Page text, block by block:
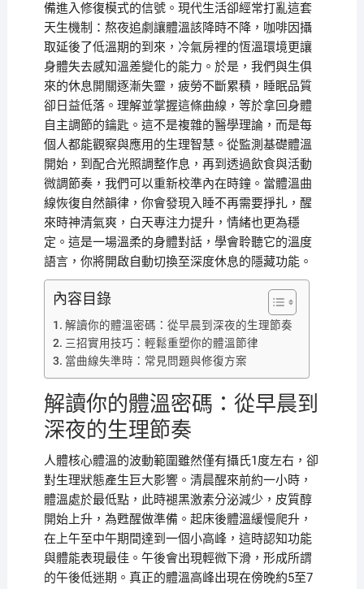
備進入修復模式的信號。現代生活卻經常打亂這套
天生機制：熬夜追劇讓體溫該降時不降，咖啡因攝
取延後了低溫期的到來，冷氣房裡的恆溫環境更讓
身體失去感知溫差變化的能力。於是，我們與生俱
來的休息開關逐漸失靈，疲勞不斷累積，睡眠品質
卻日益低落。理解並掌握這條曲線，等於拿回身體
自主調節的鑰匙。這不是複雜的醫學理論，而是每
個人都能觀察與應用的生理智慧。從監測基礎體溫
開始，到配合光照調整作息，再到透過飲食與活動
微調節奏，我們可以重新校準內在時鐘。當體溫曲
線恢復自然韻律，你會發現入睡不再需要掙扎，醒
來時神清氣爽，白天專注力提升，情緒也更為穩
定。這是一場溫柔的身體對話，學會聆聽它的溫度
語言，你將開啟自動切換至深度休息的隱藏功能。
內容目錄
解讀你的體溫密碼：從早晨到深夜的生理節奏
三招實用技巧：輕鬆重塑你的體溫節律
當曲線失準時：常見問題與修復方案
解讀你的體溫密碼：從早晨到
深夜的生理節奏
人體核心體溫的波動範圍雖然僅有攝氏1度左右，卻
對生理狀態產生巨大影響。清晨醒來前約一小時，
體溫處於最低點，此時褪黑激素分泌減少，皮質醇
開始上升，為甦醒做準備。起床後體溫緩慢爬升，
在上午至中午期間達到一個小高峰，這時認知功能
與體能表現最佳。午後會出現輕微下滑，形成所謂
的午後低迷期。真正的體溫高峰出現在傍晚約5至7